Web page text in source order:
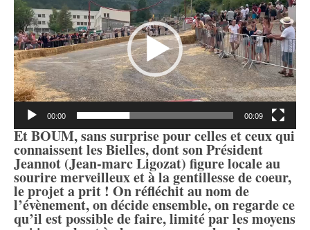
00:00 00:09
Et BOUM, sans surprise pour celles et ceux qui
connaissent les Bielles, dont son Président
Jeannot (Jean-marc Ligozat) figure locale au
sourire merveilleux et à la gentillesse de coeur,
le projet a prit ! On réfléchit au nom de
l’évènement, on décide ensemble, on regarde ce
qu’il est possible de faire, limité par les moyens